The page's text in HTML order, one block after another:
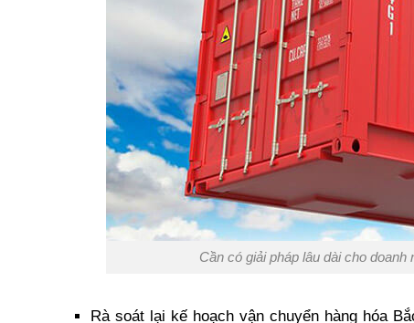
Cần có giải pháp lâu dài cho
Rà soát lại kế hoạch vận chuyển hàng hóa